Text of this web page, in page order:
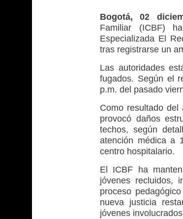
Bogotá, 02
Familiar (ICBF)
Especializada El
tras registrarse un
Las autoridades
fugados. Según el
p.m. del pasado
Como resultado del
provocó daños
techos, según
atención médica a
centro hospitalario.
El ICBF ha
jóvenes recluidos,
proceso
nueva justicia
jóvenes